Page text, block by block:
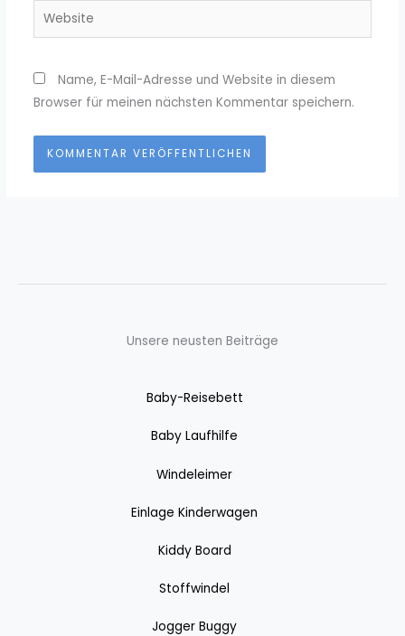
Website
Name, E-Mail-Adresse und Website in diesem
Browser für meinen nächsten Kommentar speichern.
Unsere neusten Beiträge
Baby-Reisebett
Baby Laufhilfe
Windeleimer
Einlage Kinderwagen
Kiddy Board
Stoffwindel
Jogger Buggy